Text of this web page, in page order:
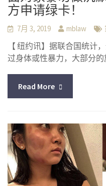
方申请绿卡！
7月 3, 2019 mblaw
【 纽约讯】据联合国统计
过身体或性暴力，大部分的
Read More